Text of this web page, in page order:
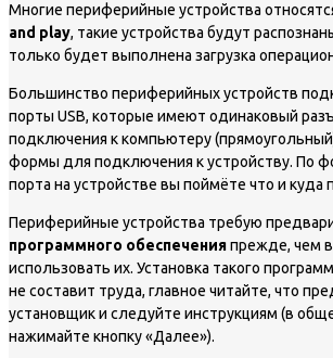
Многие периферийные устройства
and play, такие устройства будут
только будет выполнена загрузка
Большинство периферийных устройств
порты USB, которые имеют одинаковый
подключения к компьютеру
формы для подключения к устройству. По
порта на устройстве вы поймёте что и куда
Периферийные устройства требую
программного обеспеченияпрежде, чем
использовать их. Установка такого
не составит труда, главное читайте, что
установщик и следуйте инструкциям (в
нажимайте кнопку «Далее»).